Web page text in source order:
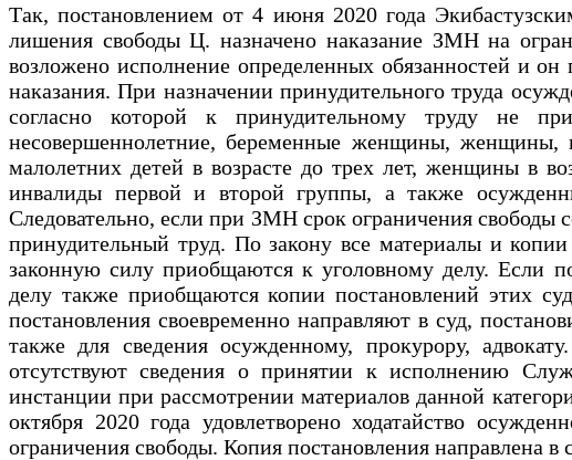
Так, постановлением от 4 июня 2020 года
лишения свободы Ц. назначено наказание ЗМН на
возложено исполнение определенных обязанностей и
наказания. При назначении принудительного труда
согласно которой к принудительному труду не
несовершеннолетние, беременные женщины,
малолетних детей в возрасте до трех лет, женщины в
инвалиды первой и второй группы, а также
Следовательно, если при ЗМН срок ограничения свободы
принудительный труд. По закону все материалы и
законную силу приобщаются к уголовному делу. Если
делу также приобщаются копии постановлений этих
постановления своевременно направляют в суд,
также для сведения осужденному, прокурору,
отсутствуют сведения о принятии к исполнению
инстанции при рассмотрении материалов данной
октября 2020 года удовлетворено ходатайство
ограничения свободы. Копия постановления направлена в